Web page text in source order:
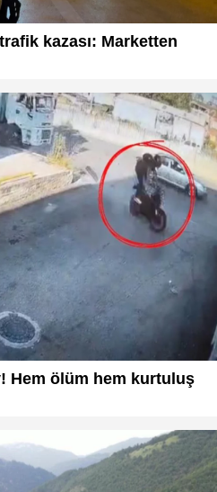
kazası: Marketten
Hem ölüm hem kurtuluş